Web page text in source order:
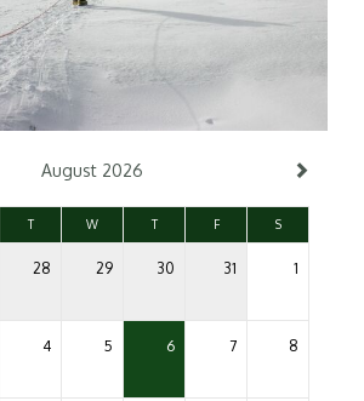
August 2026
T W T F S
28 29 30 31 1
4 5 6 7 8